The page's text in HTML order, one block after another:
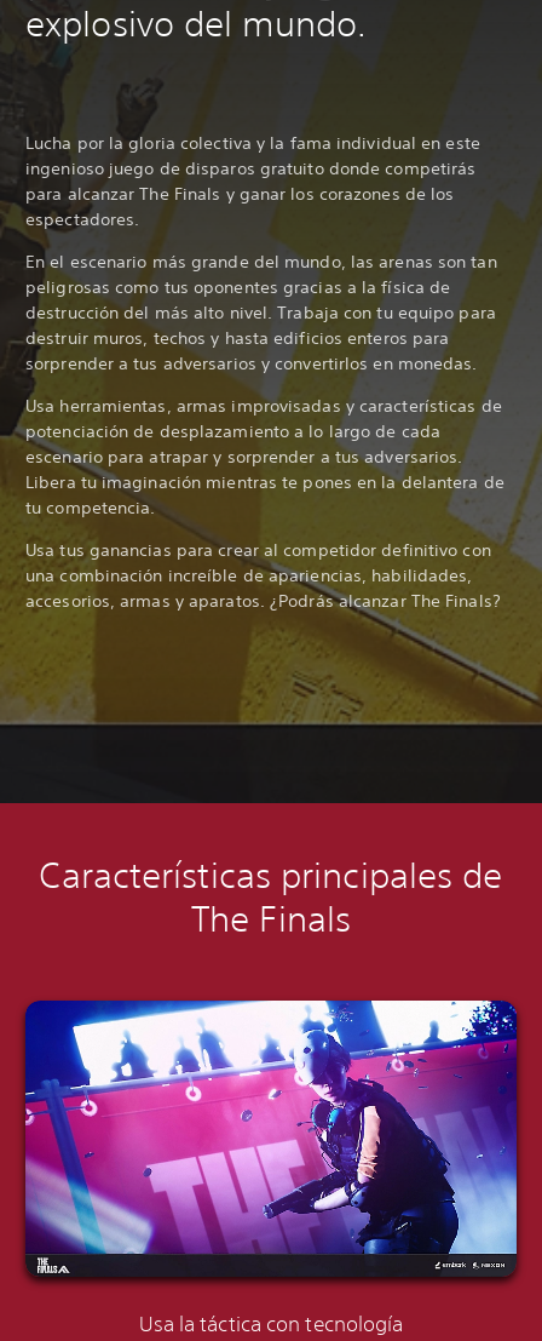
explosivo del mundo.
Lucha por la gloria colectiva y la fama individual en este
ingenioso juego de disparos gratuito donde competirás
para alcanzar The Finals y ganar los corazones de los
espectadores.
En el escenario más grande del mundo, las arenas son tan
peligrosas como tus oponentes gracias a la física de
destrucción del más alto nivel. Trabaja con tu equipo para
destruir muros, techos y hasta edificios enteros para
sorprender a tus adversarios y convertirlos en monedas.
Usa herramientas, armas improvisadas y características de
potenciación de desplazamiento a lo largo de cada
escenario para atrapar y sorprender a tus adversarios.
Libera tu imaginación mientras te pones en la delantera de
tu competencia.
Usa tus ganancias para crear al competidor definitivo con
una combinación increíble de apariencias, habilidades,
accesorios, armas y aparatos. ¿Podrás alcanzar The Finals?
Características principales de
The Finals
Usa la táctica con tecnología